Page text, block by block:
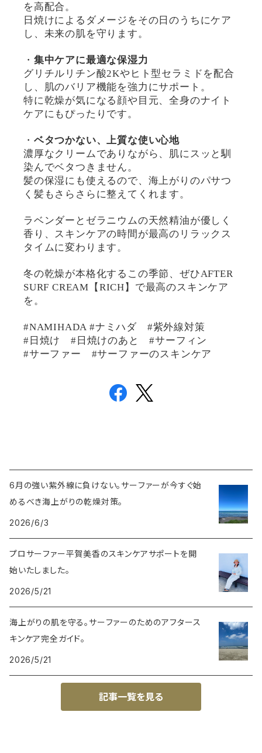
を高配合。
日焼けによるダメージをその日のうちにケア
し、未来の肌を守ります。
・ 集中ケアに最適な保湿力
グリチルリチン酸2Kやヒト型セラミドを配合
し、肌のバリア機能を強力にサポート。
特に乾燥が気になる顔や目元、全身のナイト
ケアにもぴったりです。
・ ベタつかない、上質な使い心地
濃厚なクリームでありながら、肌にスッと馴
染んでベタつきません。
髪の保湿にも使えるので、海上がりのパサつ
く髪もさらさらに整えてくれます。
ラベンダーとゼラニウムの天然精油が優しく
香り、スキンケアの時間が最高のリラックス
タイムに変わります。
冬の乾燥が本格化するこの季節、ぜひAFTER
SURF CREAM【RICH】で最高のスキンケア
を。
#NAMIHADA #ナミハダ #紫外線対策
#日焼け #日焼けのあと #サーフィン
#サーファー #サーファーのスキンケア
6月の強い紫外線に負けない。サーファーが今すぐ始
めるべき海上がりの乾燥対策。
2026/6/3
プロサーファー平賀美香のスキンケアサポートを開
始いたしました。
2026/5/21
海上がりの肌を守る。サーファーのためのアフタース
キンケア完全ガイド。
2026/5/21
記事一覧を見る